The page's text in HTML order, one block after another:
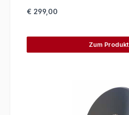
€ 299,00
Zum Produkt